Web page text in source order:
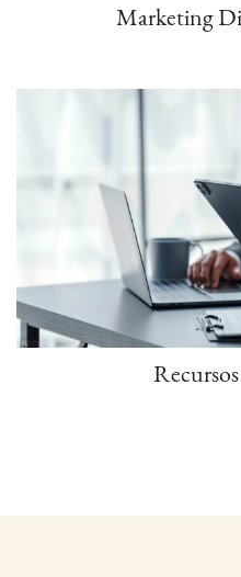
Marketing